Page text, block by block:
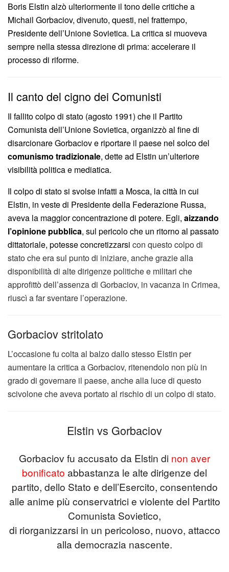
Boris Elstin alzò ulteriormente il tono delle critiche a
Michail Gorbaciov, divenuto, questi, nel frattempo,
Presidente dell’Unione Sovietica. La critica si muoveva
sempre nella stessa direzione di prima: accelerare il
processo di riforme.
Il canto del cigno dei Comunisti
Il fallito colpo di stato (agosto 1991) che il Partito
Comunista dell’Unione Sovietica, organizzò al fine di
disarcionare Gorbaciov e riportare il paese nel solco del
comunismo tradizionale, dette ad Elstin un’ulteriore
visibilità politica e mediatica.
Il colpo di stato si svolse infatti a Mosca, la città in cui
Elstin, in veste di Presidente della Federazione Russa,
aveva la maggior concentrazione di potere. Egli, aizzando
l’opinione pubblica, sul pericolo che un ritorno al passato
dittatoriale, potesse concretizzarsi con questo colpo di
stato che era sul punto di iniziare, anche grazie alla
disponibilità di alte dirigenze politiche e militari che
approfittò dell’assenza di Gorbaciov, in vacanza in Crimea,
riuscì a far sventare l’operazione.
Gorbaciov stritolato
L’occasione fu colta al balzo dallo stesso Elstin per
aumentare la critica a Gorbaciov, ritenendolo non più in
grado di governare il paese, anche alla luce di questo
scivolone che aveva portato al rischio di un colpo di stato.
Elstin vs Gorbaciov
Gorbaciov fu accusato da Elstin di non aver
bonificato abbastanza le alte dirigenze del
partito, dello Stato e dell’Esercito, consentendo
alle anime più conservatrici e violente del Partito
Comunista Sovietico,
di riorganizzarsi in un pericoloso, nuovo, attacco
alla democrazia nascente.